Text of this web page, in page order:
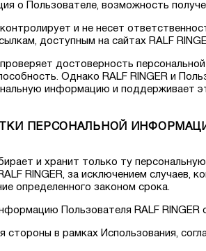
о Пользователе, возможность
контролирует и не несет
доступным на сайтах RALF
проверяет достоверность
Однако RALF RINGER и
информацию и поддерживает
ПЕРСОНАЛЬНОЙ
и хранит только ту
RINGER, за исключением
определенного законом срока.
Пользователя RALF
стороны в рамках Использования,